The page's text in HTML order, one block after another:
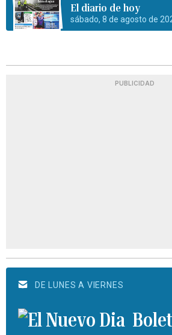
El diario de hoy
sábado, 8 de agosto de
PUBLICIDAD
DE LUNES A VIERNES